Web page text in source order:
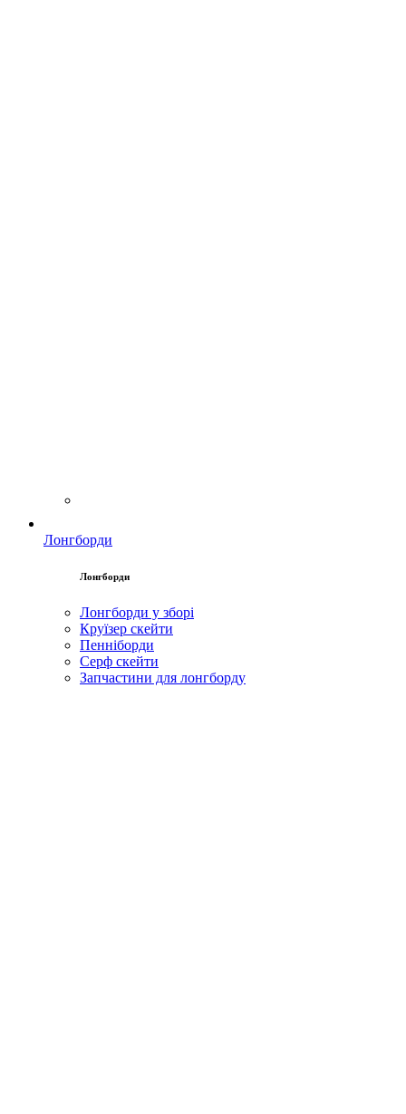
Лонгборди
Лонгборди
Лонгборди у зборі
Круїзер скейти
Пенніборди
Серф скейти
Запчастини для лонгборду